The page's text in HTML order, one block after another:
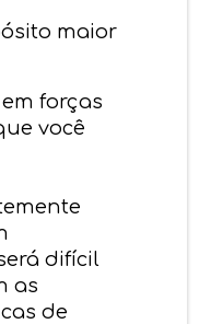
maior
forças
você
difícil
as
de